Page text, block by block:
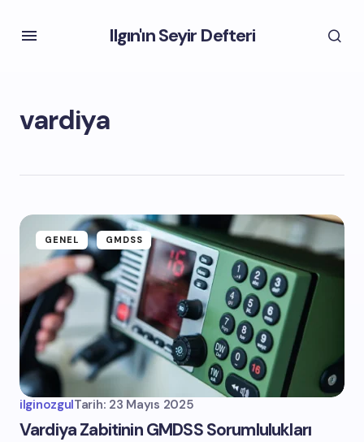
Ilgın'ın Seyir Defteri
vardiya
GENEL GMDSS
ilginozgulTarih: 23 Mayıs 2025
Vardiya Zabitinin GMDSS Sorumlulukları